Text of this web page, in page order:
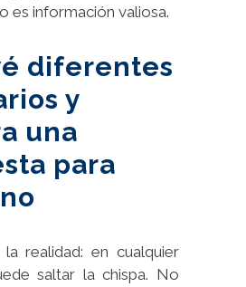
es información valiosa.
diferentes
y
una
para
realidad: en cualquier
saltar la chispa. No